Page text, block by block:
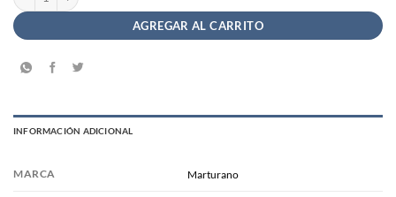
AGREGAR AL CARRITO
INFORMACIÓN ADICIONAL
MARCA Marturano